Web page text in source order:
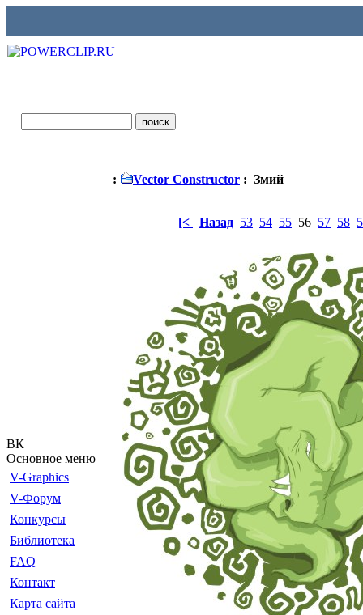
ВК
Основное меню
V-Graphics
V-Форум
Конкурсы
Библиотека
FAQ
Контакт
Карта сайта
: Vector Constructor : Змий
[< Назад 53 54 55 56 57 58